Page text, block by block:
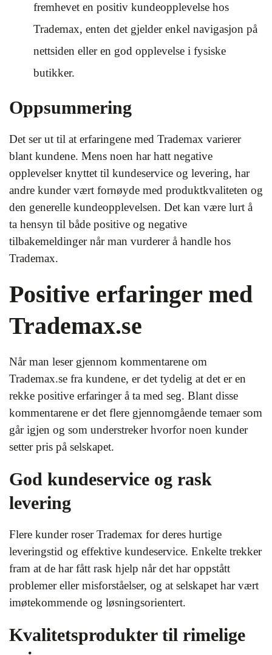
fremhevet en positiv kundeopplevelse hos
Trademax, enten det gjelder enkel navigasjon på
nettsiden eller en god opplevelse i fysiske
butikker.
Oppsummering
Det ser ut til at erfaringene med Trademax varierer
blant kundene. Mens noen har hatt negative
opplevelser knyttet til kundeservice og levering, har
andre kunder vært fornøyde med produktkvaliteten og
den generelle kundeopplevelsen. Det kan være lurt å
ta hensyn til både positive og negative
tilbakemeldinger når man vurderer å handle hos
Trademax.
Positive erfaringer med
Trademax.se
Når man leser gjennom kommentarene om
Trademax.se fra kundene, er det tydelig at det er en
rekke positive erfaringer å ta med seg. Blant disse
kommentarene er det flere gjennomgående temaer som
går igjen og som understreker hvorfor noen kunder
setter pris på selskapet.
God kundeservice og rask
levering
Flere kunder roser Trademax for deres hurtige
leveringstid og effektive kundeservice. Enkelte trekker
fram at de har fått rask hjelp når det har oppstått
problemer eller misforståelser, og at selskapet har vært
imøtekommende og løsningsorientert.
Kvalitetsprodukter til rimelige